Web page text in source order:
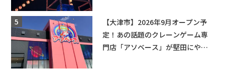
【大津市】2026年9月オープン予
定！あの話題のクレーンゲーム専
門店「アソベース」が堅田にやっ